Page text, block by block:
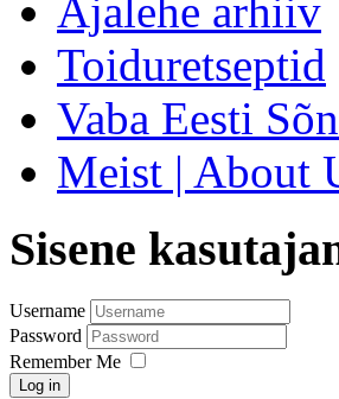
Ajalehe arhiiv
Toiduretseptid
Vaba Eesti
Meist | About
Sisene
Username
Password
Remember Me
Log in